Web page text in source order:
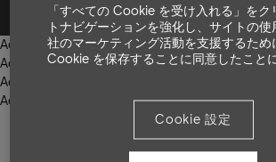
© dormakaba 2026, all rights reserved
Access Control Solutions for Microenterprises
Access Control Solutions for Small and
Access Control Solutions for Corporate
Access Control Solutions for SAP
「すべての Cookie を受け入れる」をク
トナビゲーションを強化し、サイトの
社のマーケティング活動を支援するため
Cookie を保存することに同意したこと
Cookie 設定